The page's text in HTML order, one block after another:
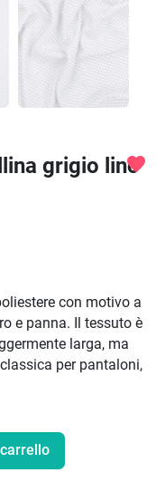
grigio lino
favorite
con motivo a
e panna. Il tessuto è
larga, ma
per pantaloni,